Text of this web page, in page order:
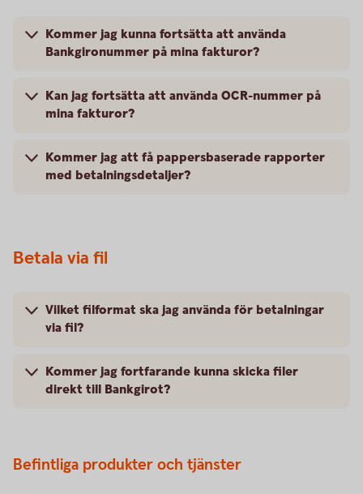
Kommer jag kunna fortsätta att använda
Bankgironummer på mina fakturor?
Kan jag fortsätta att använda OCR-nummer på
mina fakturor?
Kommer jag att få pappersbaserade rapporter
med betalningsdetaljer?
Betala via fil
Vilket filformat ska jag använda för betalningar
via fil?
Kommer jag fortfarande kunna skicka filer
direkt till Bankgirot?
Befintliga produkter och tjänster